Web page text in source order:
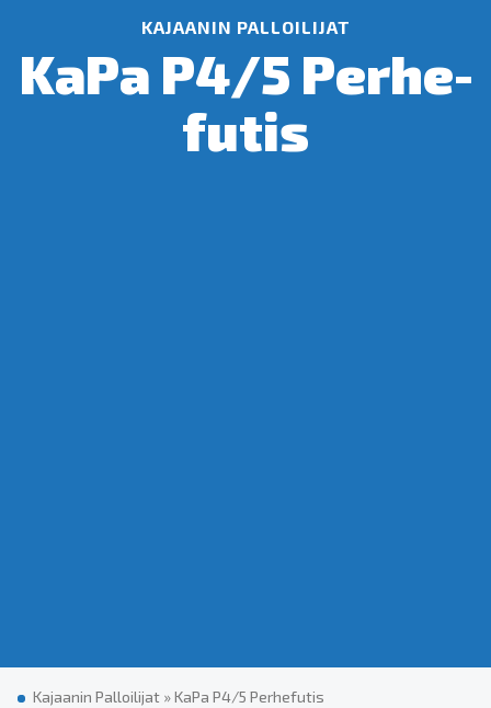
KAJAANIN PALLOILIJAT
Ka­Pa P4/5 Per­he­
fu­tis
Kajaanin Palloilijat »Ka­Pa P4/5 Per­he­fu­tis